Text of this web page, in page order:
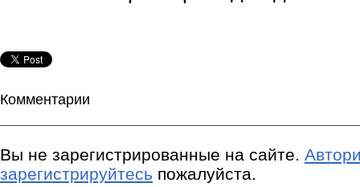
Комментарии
Вы не зарегистрированные на сайте.
зарегистрируйтесь пожалуйста.